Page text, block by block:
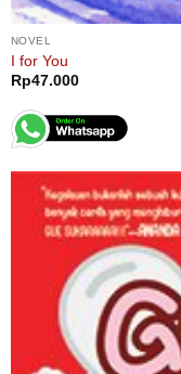
NOVEL
I for You
Rp47.000